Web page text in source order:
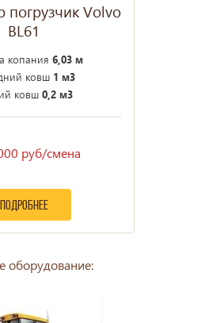
погрузчик Volvo
BL61
копания 6,03 м
ковш1 м3
ковш0,2 м3
руб/смена
подробнее
оборудование: